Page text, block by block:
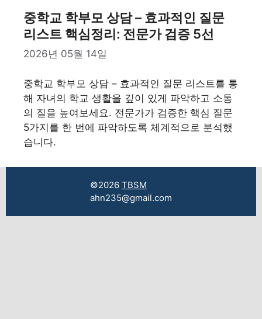
중학교 학부모 상담 – 효과적인 질문
리스트 핵심정리: 전문가 검증 5선
2026년 05월 14일
중학교 학부모 상담 – 효과적인 질문 리스트를 통
해 자녀의 학교 생활을 깊이 있게 파악하고 소통
의 질을 높여보세요. 전문가가 검증한 핵심 질문
5가지를 한 번에 파악하도록 체계적으로 분석했
습니다.
©2026 TBSM
ahn235@gmail.com